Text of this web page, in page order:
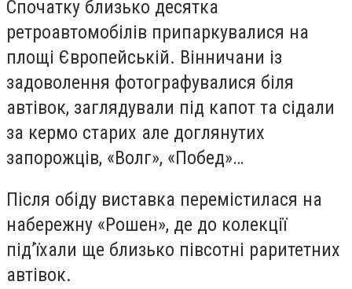
Спочатку близько десятка
ретроавтомобілів припаркувалися на
площі Європейській. Вінничани із
задоволення фотографувалися біля
автівок, заглядували під капот та сідали
за кермо старих але доглянутих
запорожців, «Волг», «Побед»…
Після обіду виставка перемістилася на
набережну «Рошен», де до колекції
під’їхали ще близько півсотні раритетних
автівок.